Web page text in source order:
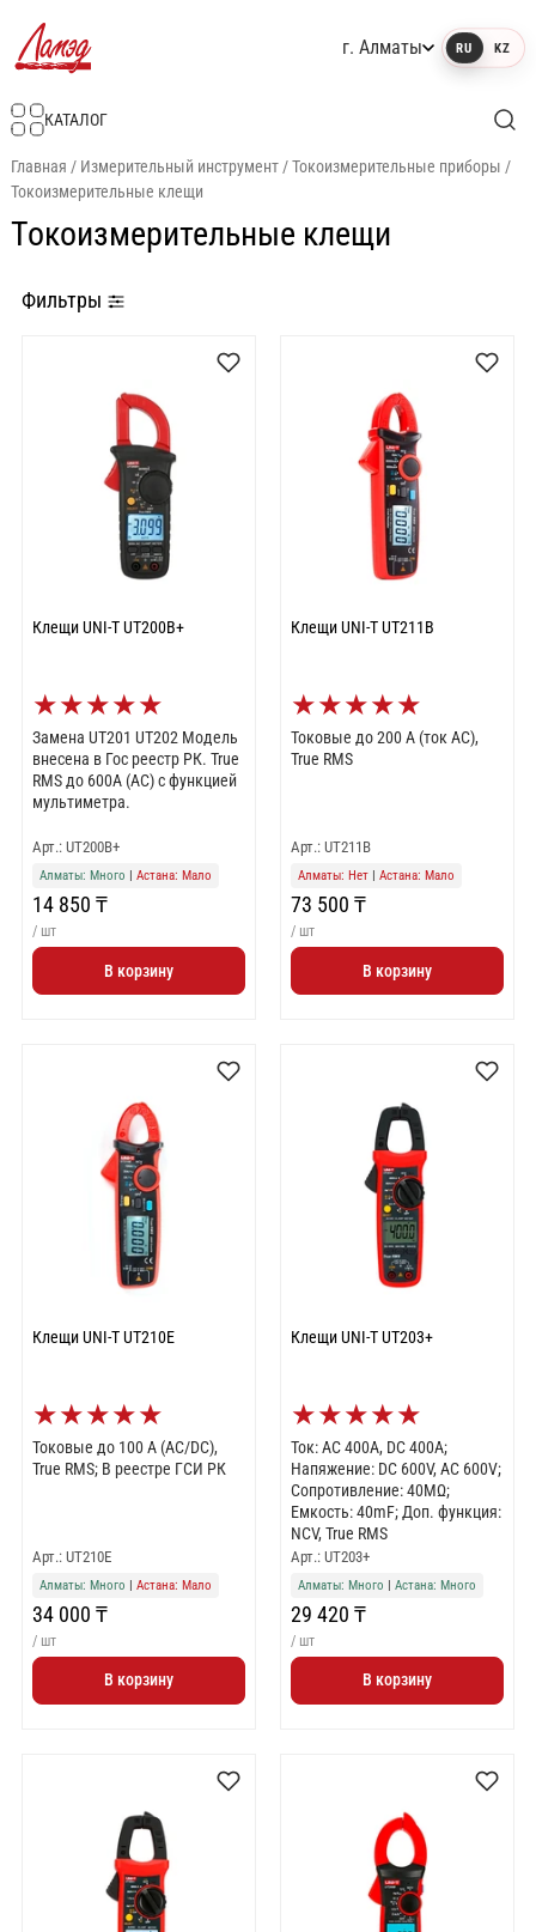
г. Алматы RU KZ
КАТАЛОГ
Главная / Измерительный инструмент/Токоизмерительные приборы /
Токоизмерительные клещи
Токоизмерительные клещи
Фильтры
Клещи UNI-T UT200B+
★★★★★
Замена UT201 UT202 Модель
внесена в Гос реестр РК. True
RMS до 600А (AC) с функцией
мультиметра.
Арт.: UT200B+
Алматы: Много Астана: Мало
14 850 ₸
/ шт
В корзину
Клещи UNI-T UT211B
★★★★★
Токовые до 200 А (ток AC),
True RMS
Арт.: UT211B
Алматы: Нет| Астана: Мало
73 500 ₸
/ шт
В корзину
Клещи UNI-T UT210E
★★★★★
Токовые до 100 А (AC/DC),
True RMS; В реестре ГСИ РК
Арт.: UT210E
Алматы: Много | Астана: Мало
34 000 ₸
/ шт
В корзину
Клещи UNI-T UT203+
★★★★★
Ток: AC 400A, DC 400A;
Напяжение: DC 600V, AC 600V;
Сопротивление: 40MΩ;
Емкость: 40mF; Доп. функция:
NCV, True RMS
Арт.: UT203+
Алматы: Много | Астана: Много
29 420 ₸
/ шт
В корзину